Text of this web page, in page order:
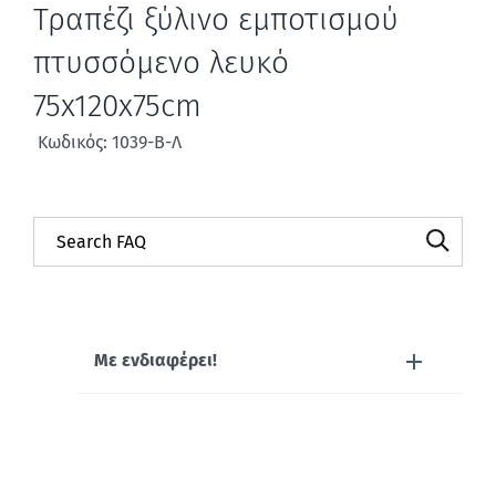
Τραπέζι ξύλινο εμποτισμού
πτυσσόμενο λευκό
75x120x75cm
Κωδικός: 1039-Β-Λ
Με ενδιαφέρει!